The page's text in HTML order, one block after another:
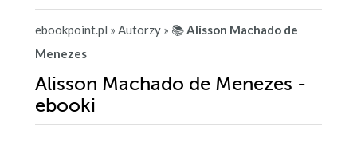
ebookpoint.pl » Autorzy » 📚Alisson Machado de
Menezes
Alisson Machado de Menezes -
ebooki